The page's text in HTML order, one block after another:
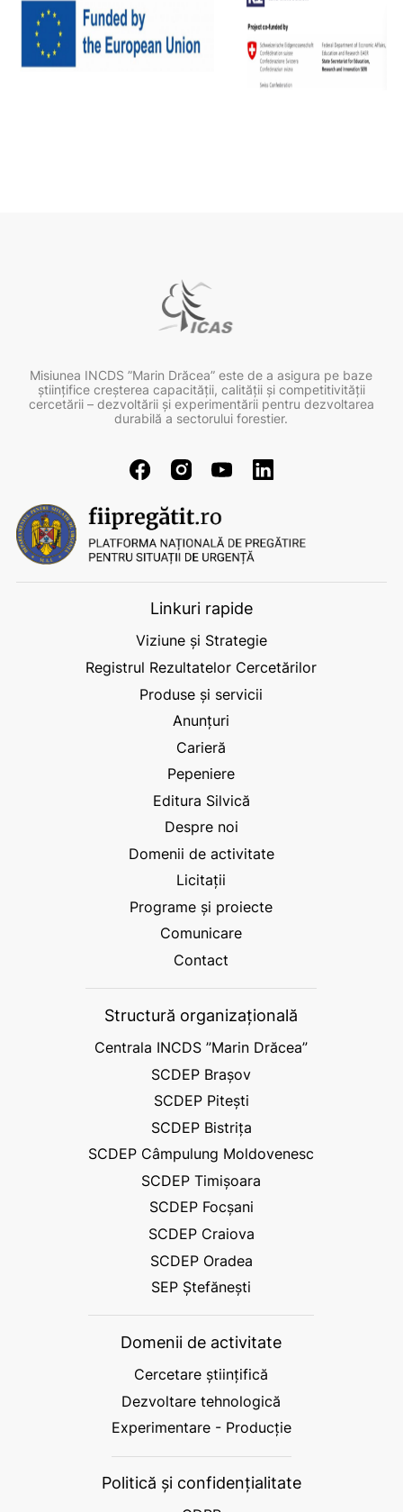
Misiunea INCDS ”Marin Drăcea” este de a asigura pe baze
ştiinţifice creşterea capacităţii, calităţii şi competitivităţii
cercetării – dezvoltării şi experimentării pentru dezvoltarea
durabilă a sectorului forestier.
Linkuri rapide
Viziune și Strategie
Registrul Rezultatelor Cercetărilor
Produse și servicii
Anunțuri
Carieră
Pepeniere
Editura Silvică
Despre noi
Domenii de activitate
Licitații
Programe și proiecte
Comunicare
Contact
Structură organizațională
Centrala INCDS ”Marin Drăcea”
SCDEP Brașov
SCDEP Pitești
SCDEP Bistrița
SCDEP Câmpulung Moldovenesc
SCDEP Timișoara
SCDEP Focșani
SCDEP Craiova
SCDEP Oradea
SEP Ștefănești
Domenii de activitate
Cercetare științifică
Dezvoltare tehnologică
Experimentare - Producție
Politică și confidențialitate